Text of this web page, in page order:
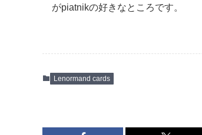
がpiatnikの好きなところです。
Lenormand cards